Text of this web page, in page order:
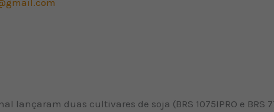
lançaram duas cultivares de soja (BRS 1075IPRO e BRS